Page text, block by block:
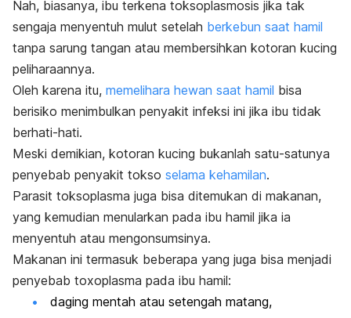
Nah, biasanya, ibu terkena toksoplasmosis jika tak
sengaja menyentuh mulut setelah berkebun saat hamil
tanpa sarung tangan atau membersihkan kotoran kucing
peliharaannya.
Oleh karena itu, memelihara hewan saat hamil bisa
berisiko menimbulkan penyakit infeksi ini jika ibu tidak
berhati-hati.
Meski demikian, kotoran kucing bukanlah satu-satunya
penyebab penyakit tokso selama kehamilan.
Parasit toksoplasma juga bisa ditemukan di makanan,
yang kemudian menularkan pada ibu hamil jika ia
menyentuh atau mengonsumsinya.
Makanan ini termasuk beberapa yang juga bisa menjadi
penyebab toxoplasma pada ibu hamil:
daging mentah atau setengah matang,